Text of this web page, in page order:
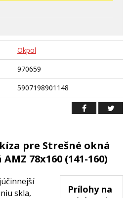
Okpol
970659
5907198901148
pre Strešné okná
78x160 (141-160)
Prílohy na
skla,